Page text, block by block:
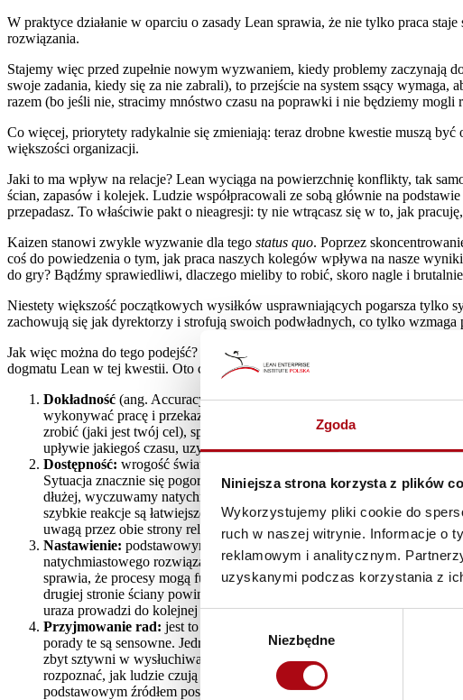
Zgoda
Niniejsza strona korzysta z plików
Wykorzystujemy pliki cookie do
ruch w naszej witrynie. Informacje o
reklamowym i analitycznym.
uzyskanymi podczas korzystania z
zgody
Niezbędne
W praktyce działanie w oparciu o zasady Lean sprawia, że nie tylko praca
rozwiązania.
Stajemy więc przed zupełnie nowym wyzwaniem, kiedy problemy zaczynają
swoje zadania, kiedy się za nie zabrali), to przejście na system ssący
razem (bo jeśli nie, stracimy mnóstwo czasu na poprawki i nie będziemy mogli
Co więcej, priorytety radykalnie się zmieniają: teraz drobne kwestie muszą
większości organizacji.
Jaki to ma wpływ na relacje? Lean wyciąga na powierzchnię konflikty, tak
ścian, zapasów i kolejek. Ludzie współpracowali ze sobą głównie na
przepadasz. To właściwie pakt o nieagresji: ty nie wtrącasz się w to, jak
Kaizen stanowi zwykle wyzwanie dla tego status quo. Poprzez
coś do powiedzenia o tym, jak praca naszych kolegów wpływa na nasze
do gry? Bądźmy sprawiedliwi, dlaczego mieliby to robić, skoro nagle i
Niestety większość początkowych wysiłków usprawniających pogarsza tylko
zachowują się jak dyrektorzy i strofują swoich podwładnych, co tylko wzmaga
Jak więc można do tego podejść? Nie ma „twardych” i szybkich odpowiedzi.
dogmatu Lean w tej kwestii. Oto cztery kryteria, których używam jako złotej
Dokładność (ang. Accuracy): w produkcji oznacza to wysyłkę dobrych
wykonywać pracę i przekazywać ją dalej. Okazuje się, że wiele takich
zrobić (jaki jest twój cel), sposób, w jaki te informacje zostaną
upływie jakiegoś czasu, uzyskać żądany format danych.
Dostępność: wrogość świata polega na obojętności – tak w swoich
Sytuacja znacznie się pogorszyła, od kiedy mamy e-maile.
dłużej, wyczuwamy natychmiast przekaz: jesteś mniej ważny od tych,
szybkie reakcje są łatwiejsze, jeżeli jest system, który generuje
uwagą przez obie strony relacji. Zacznij od ustalenia standardowego
Nastawienie: podstawowym nastawieniem w Lean jest postawa
natychmiastowego rozwiązania problemu, lecz natychmiastowe
sprawia, że procesy mogą funkcjonować pomimo barier funkcyjnych.
drugiej stronie ściany powinni zajmować się swoimi sprawami, bo nie
uraza prowadzi do kolejnej urazy.
Przyjmowanie rad: jest to zaiste czynnik decydujący w każdej dobrej
porady te są sensowne. Jednym z największych problemów z ludźmi,
zbyt sztywni w wysłuchiwaniu innych opinii (przypomina to kolejny żart
rozpoznać, jak ludzie czują się podczas ataku na ich pracę i jak
podstawowym źródłem postępu – i trzonem nauki Lean (stąd